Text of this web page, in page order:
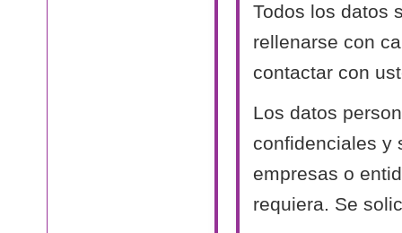
Todos los datos
rellenarse con
contactar con
Los datos
confidenciales y
empresas o
requiera. Se